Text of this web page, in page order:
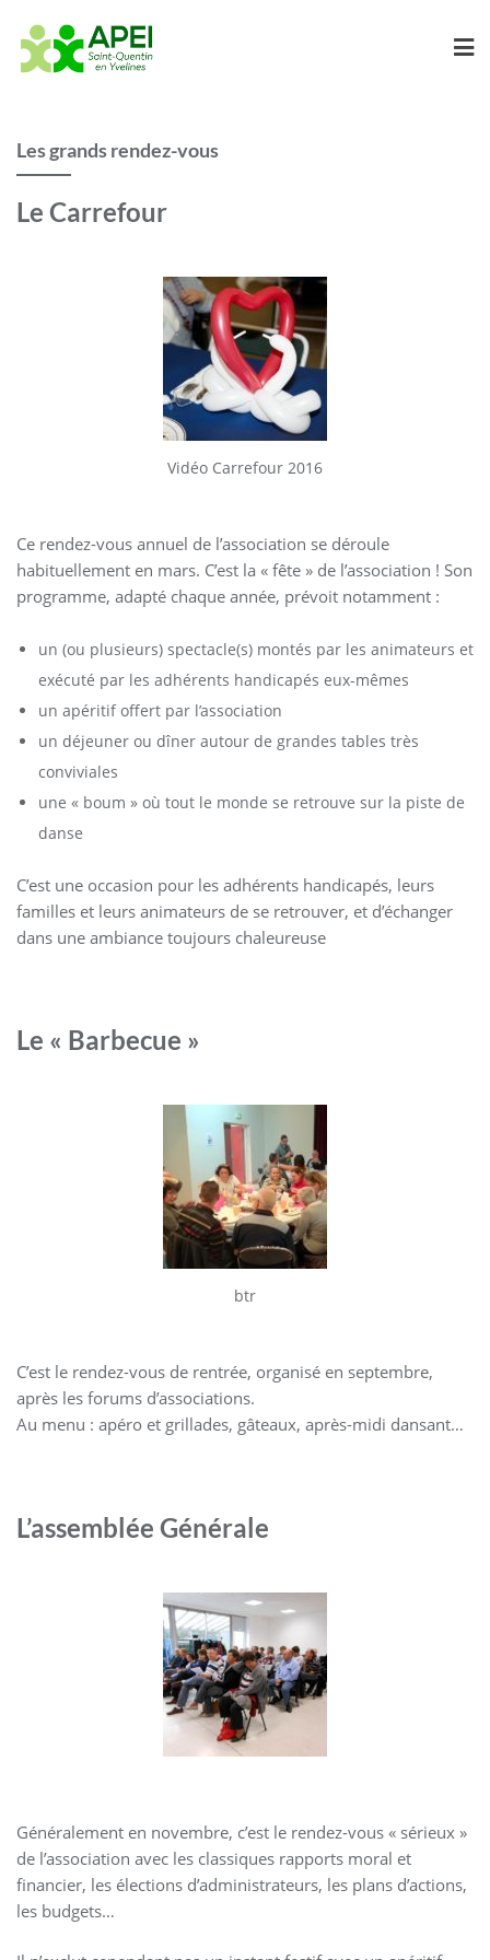
content
Les grands rendez-vous
Le Carrefour
Vidéo Carrefour 2016
Ce rendez-vous annuel de l’association se déroule
habituellement en mars. C’est la « fête » de l’association ! Son
programme, adapté chaque année, prévoit notamment :
un (ou plusieurs) spectacle(s) montés par les animateurs et
exécuté par les adhérents handicapés eux-mêmes
un apéritif offert par l’association
un déjeuner ou dîner autour de grandes tables très
conviviales
une « boum » où tout le monde se retrouve sur la piste de
danse
C’est une occasion pour les adhérents handicapés, leurs
familles et leurs animateurs de se retrouver, et d’échanger
dans une ambiance toujours chaleureuse
Le « Barbecue »
btr
C’est le rendez-vous de rentrée, organisé en septembre,
après les forums d’associations.
Au menu : apéro et grillades, gâteaux, après-midi dansant…
L’assemblée Générale
Généralement en novembre, c’est le rendez-vous « sérieux »
de l’association avec les classiques rapports moral et
financier, les élections d’administrateurs, les plans d’actions,
les budgets…